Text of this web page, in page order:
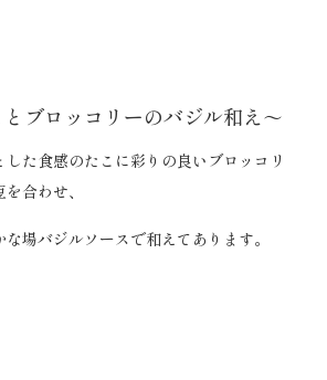
ブロッコリーのバジル和え～
した食感のたこに彩りの良いブロッコリ
合わせ、
な場バジルソースで和えてあります。